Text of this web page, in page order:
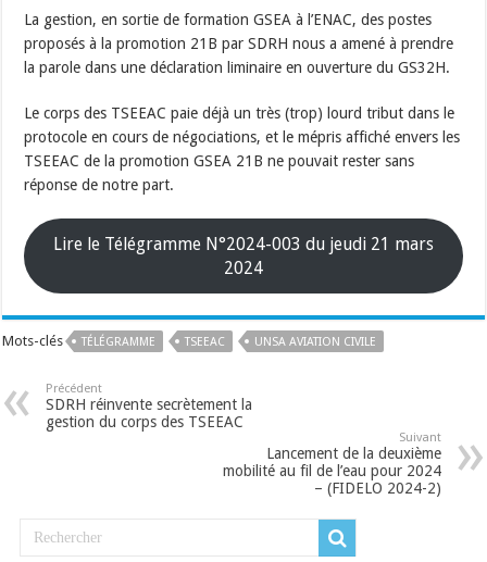
La gestion, en sortie de formation GSEA à l’ENAC, des postes
proposés à la promotion 21B par SDRH nous a amené à prendre
la parole dans une déclaration liminaire en ouverture du GS32H.
Le corps des TSEEAC paie déjà un très (trop) lourd tribut dans le
protocole en cours de négociations, et le mépris affiché envers les
TSEEAC de la promotion GSEA 21B ne pouvait rester sans
réponse de notre part.
Lire le Télégramme N°2024-003 du jeudi 21 mars
2024
Mots-clés TÉLÉGRAMME TSEEAC UNSA AVIATION CIVILE
Précédent
SDRH réinvente secrètement la
gestion du corps des TSEEAC
Suivant
Lancement de la deuxième
mobilité au fil de l’eau pour 2024
– (FIDELO 2024-2)